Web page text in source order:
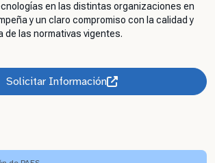
en las distintas organizaciones en
y un claro compromiso con la calidad y
de las normativas vigentes.
Solicitar Información